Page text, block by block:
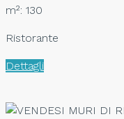
m²: 130
Ristorante
Dettagli